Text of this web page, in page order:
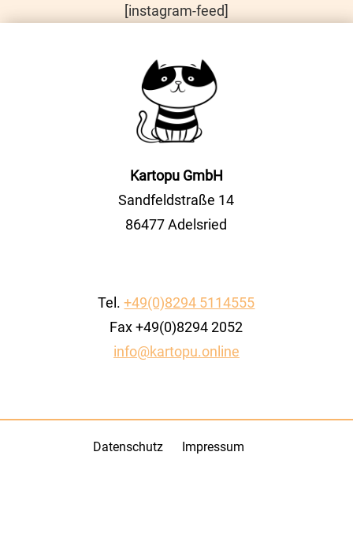
[instagram-feed]
Kartopu GmbH
Sandfeldstraße 14
86477 Adelsried
Tel.+49(0)8294 5114555
Fax +49(0)8294 2052
info@kartopu.online
Datenschutz Impressum